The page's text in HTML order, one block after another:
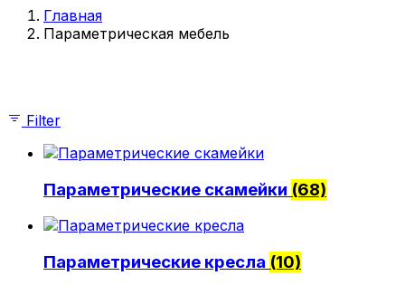
О компании
Главная
Параметрические столы
Параметрические шезлонги
Проекты
© 2026 | iParametric - Все права защищены.
Главная
Параметрическая мебель
Filter
Параметрические скамейки (68)
Параметрические кресла (10)